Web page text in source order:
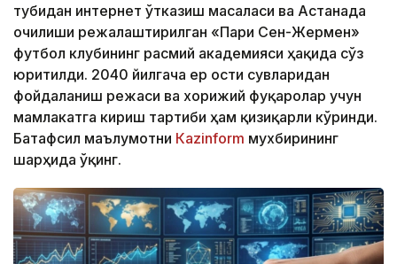
тубидан интернет ўтказиш масаласи ва Астанада
очилиши режалаштирилган «Пари Сен-Жермен»
футбол клубининг расмий академияси ҳақида сўз
юритилди. 2040 йилгача ер ости сувларидан
фойдаланиш режаси ва хорижий фуқаролар учун
мамлакатга кириш тартиби ҳам қизиқарли кўринди.
Батафсил маълумотни Кazinform мухбирининг
шарҳида ўқинг.